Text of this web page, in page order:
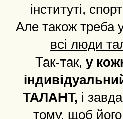
інституті,
Але також треба
всі люди
Так-так, у
ТАЛАНТ, і
тому, щоб його